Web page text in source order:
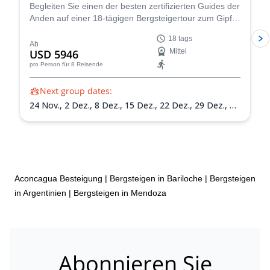
Begleiten Sie einen der besten zertifizierten Guides der
Anden auf einer 18-tägigen Bergsteigertour zum Gipfel
Gipfel Südamerikas!
Ab
USD 5946
pro Person für 8 Reisende
18 tags
Mittel
Next group dates:
24 Nov., 2 Dez., 8 Dez., 15 Dez., 22 Dez., 29 Dez., 5
Aconcagua Besteigung | Bergsteigen in Bariloche | Bergsteigen
in Argentinien | Bergsteigen in Mendoza
Abonnieren Sie